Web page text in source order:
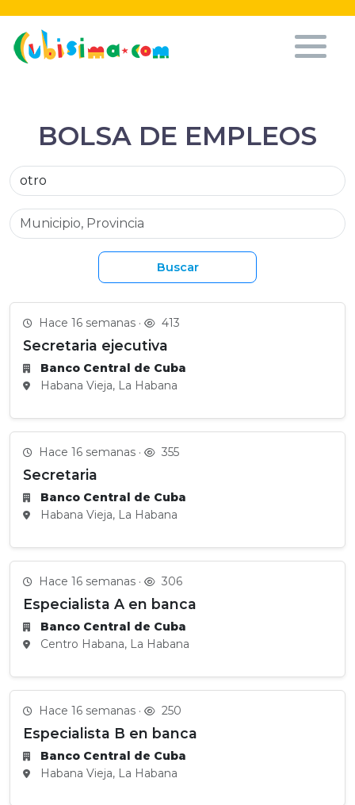
BOLSA DE EMPLEOS
Buscar
Hace 16 semanas · 413
Secretaria ejecutiva
Banco Central de Cuba
Habana Vieja, La Habana
Hace 16 semanas · 355
Secretaria
Banco Central de Cuba
Habana Vieja, La Habana
Hace 16 semanas · 306
Especialista A en banca
Banco Central de Cuba
Centro Habana, La Habana
Hace 16 semanas · 250
Especialista B en banca
Banco Central de Cuba
Habana Vieja, La Habana